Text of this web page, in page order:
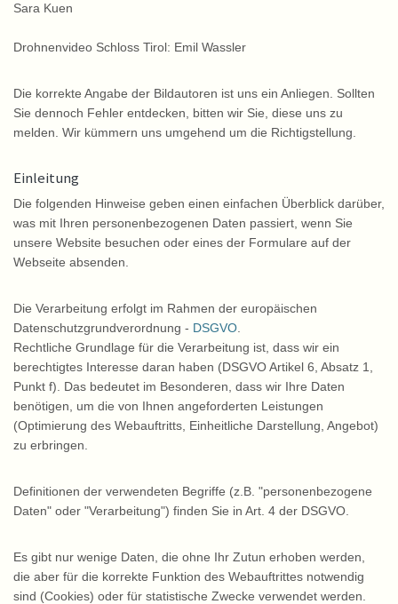
Sara Kuen
Drohnenvideo Schloss Tirol: Emil Wassler
Die korrekte Angabe der Bildautoren ist uns ein Anliegen. Sollten
Sie dennoch Fehler entdecken, bitten wir Sie, diese uns zu
melden. Wir kümmern uns umgehend um die Richtigstellung.
Einleitung
Die folgenden Hinweise geben einen einfachen Überblick darüber,
was mit Ihren personenbezogenen Daten passiert, wenn Sie
unsere Website besuchen oder eines der Formulare auf der
Webseite absenden.
Die Verarbeitung erfolgt im Rahmen der europäischen
Datenschutzgrundverordnung - DSGVO
Rechtliche Grundlage für die Verarbeitung ist, dass wir ein
berechtigtes Interesse daran haben (DSGVO Artikel 6, Absatz 1,
Punkt f). Das bedeutet im Besonderen, dass wir Ihre Daten
benötigen, um die von Ihnen angeforderten Leistungen
(Optimierung des Webauftritts, Einheitliche Darstellung, Angebot)
zu erbringen.
Definitionen der verwendeten Begriffe (z.B. "personenbezogene
Daten" oder "Verarbeitung") finden Sie in Art. 4 der DSGVO.
Es gibt nur wenige Daten, die ohne Ihr Zutun erhoben werden,
die aber für die korrekte Funktion des Webauftrittes notwendig
sind (Cookies) oder für statistische Zwecke verwendet werden.